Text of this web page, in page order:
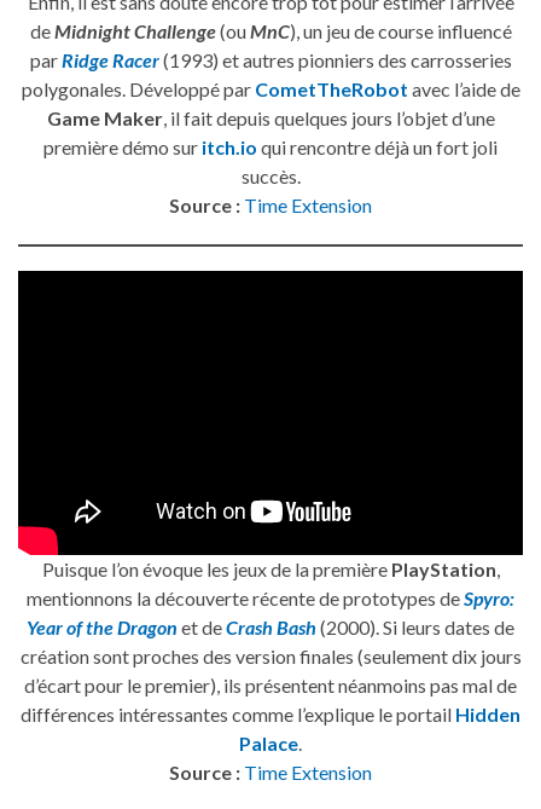
de Midnight Challenge(ou MnC), un jeu de course influencé
par Ridge Racer(1993) et autres pionniers des carrosseries
polygonales. Développé par CometTheRobot avec l’aide de
Game Maker, il fait depuis quelques jours l’objet d’une
première démo sur itch.io qui rencontre déjà un fort joli
succès.
Source : Time Extension
Puisque l’on évoque les jeux de la première PlayStation,
mentionnons la découverte récente de prototypes deSpyro:
Year of the Dragon et deCrash Bash (2000). Si leurs dates de
création sont proches des version finales (seulement dix jours
d’écart pour le premier), ils présentent néanmoins pas mal de
différences intéressantes comme l’explique le portail Hidden
Palace.
Source : Time Extension